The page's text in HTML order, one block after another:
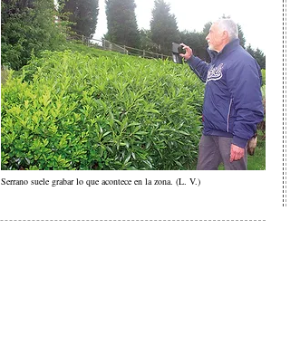
Serrano suele grabar lo que acontece en la zona. (L. V.)